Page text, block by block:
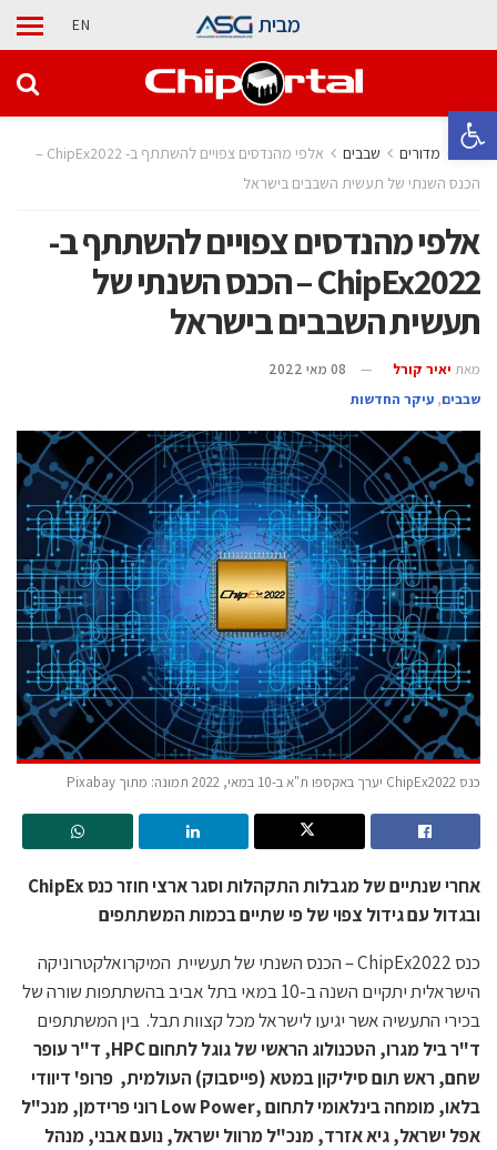
פתח סרגל נגישות
מבית EN
בית מדורים ‫שבבים‬
אלפי מהנדסים צפויים להשתתף ב- ChipEx2022 –
הכנס השנתי של תעשית השבבים בישראל
אלפי מהנדסים צפויים להשתתף ב-
ChipEx2022 – הכנס השנתי של
תעשית השבבים בישראל
מאת יאיר קורל
08 מאי 2022
‫שבבים‬, עיקר החדשות
כנס ChipEx2022 יערך באקספו ת"א ב-10 במאי, 2022 תמונה: מתוך Pixabay
אחרי שנתיים של מגבלות התקהלות וסגר ארצי חוזר כנס ChipEx
ובגדול עם גידול צפוי של פי שתיים בכמות המשתתפים
כנס ChipEx2022 – הכנס השנתי של תעשיית המיקרואלקטרוניקה
הישראלית יתקיים השנה ב-10 במאי בתל אביב בהשתתפות שורה של
בכירי התעשיה אשר יגיעו לישראל מכל קצוות תבל. בין המשתתפים
ד"ר ביל מגרו, הטכנולוג הראשי של גוגל לתחום HPC, ד"ר עופר
שחם, ראש תום סיליקון במטא (פייסבוק) העולמית, פרופ' דיוודי
בלאו, מומחה בינלאומי לתחום ,Low Power רוני פרידמן, מנכ"ל
אפל ישראל, גיא אזרד, מנכ"ל מרוול ישראל, נועם אבני, מנהל